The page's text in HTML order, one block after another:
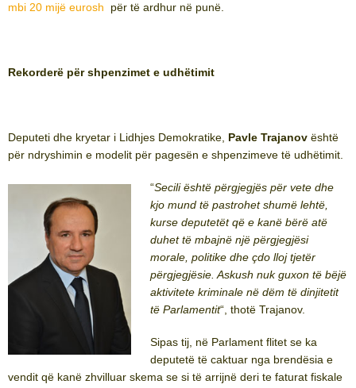
mbi 20 mijë eurosh
për të ardhur në punë.
Rekorderë për shpenzimet e udhëtimit
Deputeti dhe kryetar i Lidhjes Demokratike, Pavle Trajanov është
për ndryshimin e modelit për pagesën e shpenzimeve të udhëtimit.
“Secili është përgjegjës për vete dhe
kjo mund të pastrohet shumë lehtë,
kurse deputetët që e kanë bërë atë
duhet të mbajnë një përgjegjësi
morale, politike dhe çdo lloj tjetër
përgjegjësie. Askush nuk guxon të bëjë
aktivitete kriminale në dëm të dinjitetit
të Parlamentit“, thotë Trajanov.
Sipas tij, në Parlament flitet se ka
deputetë të caktuar nga brendësia e
vendit që kanë zhvilluar skema se si të arrijnë deri te faturat fiskale